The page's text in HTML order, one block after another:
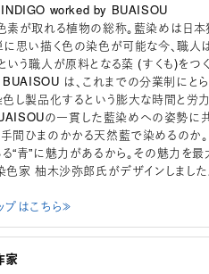
worked by BUAISOU
素が取れる植物の総称。藍染めは日
に思い描く色の染色が可能な今、職人
いう職人が原料となる蒅 (すくも)をつ
BUAISOU は、これまでの分業制にと
色し製品化するという膨大な時間と労
の一貫した藍染めへの姿勢に
間ひまのかかる天然藍で染めるのか
“青”に魅力があるから。その魅力を
色家 柚木沙弥郎氏がデザインしまし
プはこちら≫
家